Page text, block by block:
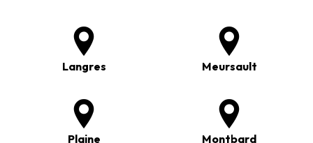
Langres Meursault
Plaine Montbard